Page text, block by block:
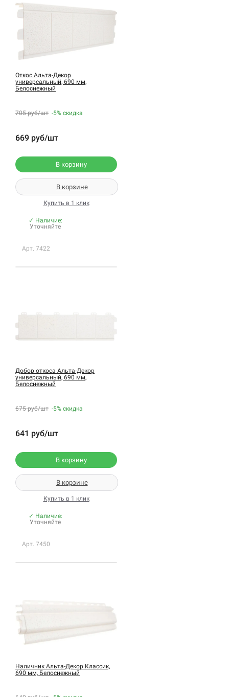
Откос Альта-Декор
универсальный, 690 мм,
Белоснежный
705 руб/шт -5% скидка
669 руб/шт
В корзину
В корзине
Купить в 1 клик
✓ Наличие:
Уточняйте
Арт. 7422
Добор откоса Альта-Декор
универсальный, 690 мм,
Белоснежный
675 руб/шт -5% скидка
641 руб/шт
В корзину
В корзине
Купить в 1 клик
✓ Наличие:
Уточняйте
Арт. 7450
Наличник Альта-Декор Классик,
690 мм, Белоснежный